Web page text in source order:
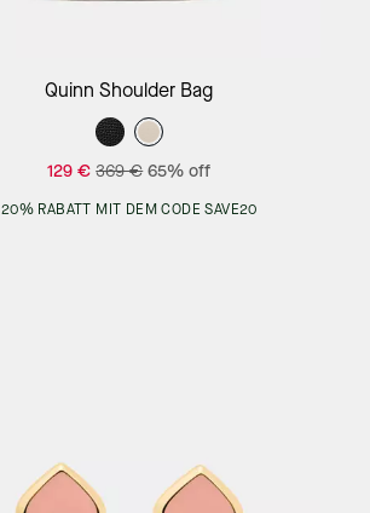
Add to Bag
Quinn Shoulder Bag
129 € 369 € 65% off
20% RABATT MIT DEM CODE SAVE20